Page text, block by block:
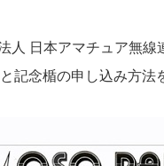
人 日本アマチュア無
記念楯の申し込み方法